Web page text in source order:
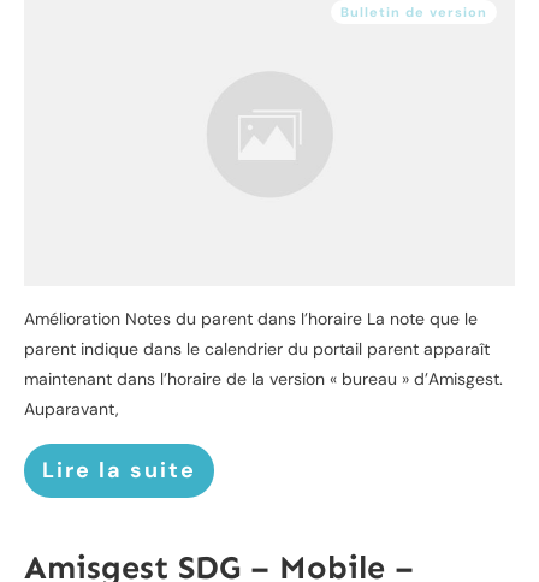
Bulletin de version
Amélioration Notes du parent dans l’horaire La note que le
parent indique dans le calendrier du portail parent apparaît
maintenant dans l’horaire de la version « bureau » d’Amisgest.
Auparavant,
Lire la suite
Amisgest SDG – Mobile –